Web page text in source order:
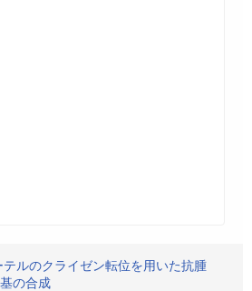
ルのクライゼン転位を用いた抗腫
の合成